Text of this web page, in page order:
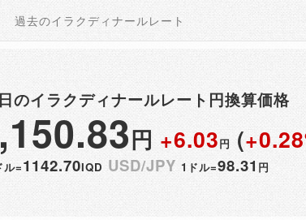
過去のイラクディナールレート
のイラクディナールレート円換算価格
円+6.03円 (
ル=1142.70IQD USD/JPY 1ドル=98.31円